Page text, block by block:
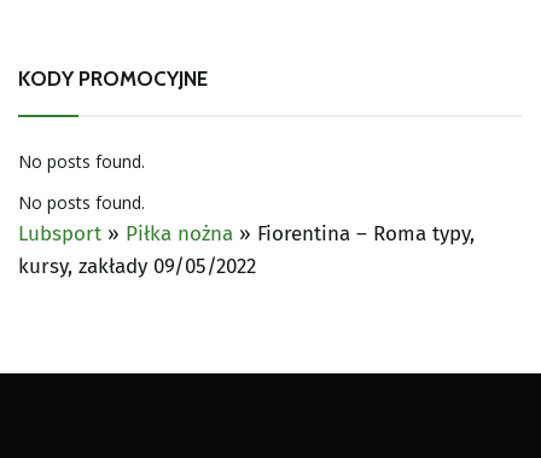
KODY PROMOCYJNE
No posts found.
No posts found.
Lubsport » Piłka nożna » Fiorentina – Roma typy,
kursy, zakłady 09/05/2022